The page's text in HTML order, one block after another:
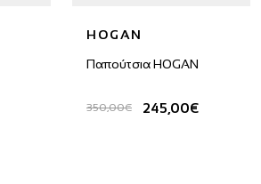
HOGAN
Παπούτσια HOGAN
350,00€ 245,00€